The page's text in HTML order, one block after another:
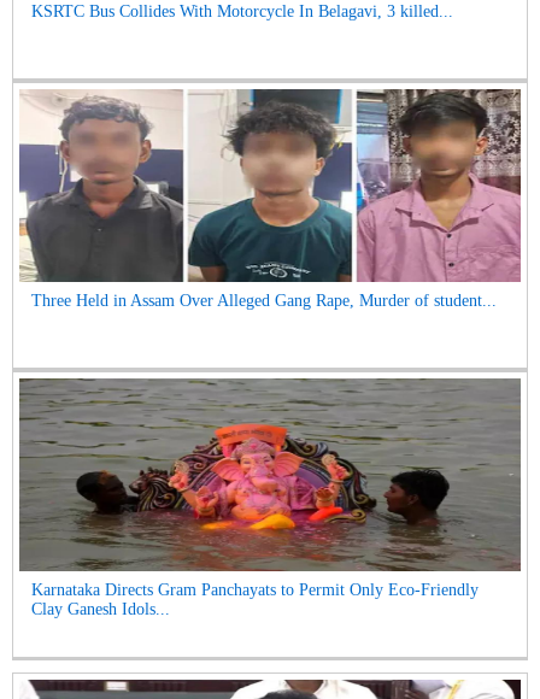
KSRTC Bus Collides With Motorcycle In Belagavi, 3 killed...
Three Held in Assam Over Alleged Gang Rape, Murder of student...
Karnataka Directs Gram Panchayats to Permit Only Eco-Friendly
Clay Ganesh Idols...